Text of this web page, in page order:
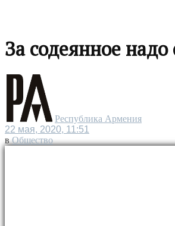
За содеянное надо
Республика Армения
22 мая, 2020, 11:51
в Общество